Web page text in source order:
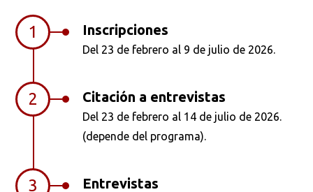
1 Inscripciones
Del 23 de febrero al 9 de julio de 2026.
2 Citación a entrevistas
Del 23 de febrero al 14 de julio de 2026.
(depende del programa).
3 Entrevistas